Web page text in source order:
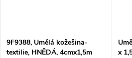
9F9388, Umělá kožešina-
textilie, HNĚDÁ, 4cmx1,5m
x